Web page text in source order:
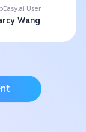
User
Wang